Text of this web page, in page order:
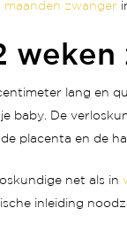
maanden zwanger
weken
lang en
baby. De
placenta en de
net als in
inleiding